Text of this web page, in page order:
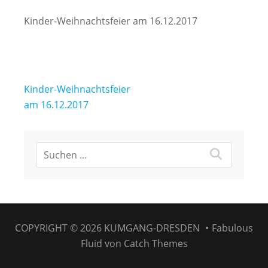
Kinder-Weihnachtsfeier am 16.12.2017
Beitragsnavigation
Kinder-Weihnachtsfeier
am 16.12.2017
COPYRIGHT © 2026 KUMGANG-DRESDEN • Fabulous
Fluid von Catch Themes